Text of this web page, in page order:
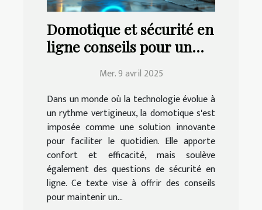
Domotique et sécurité en
ligne conseils pour un
Mer. 9 avril 2025
Dans un monde où la technologie évolue à
un rythme vertigineux, la domotique s'est
imposée comme une solution innovante
pour faciliter le quotidien. Elle apporte
confort et efficacité, mais soulève
également des questions de sécurité en
ligne. Ce texte vise à offrir des conseils
pour maintenir un...